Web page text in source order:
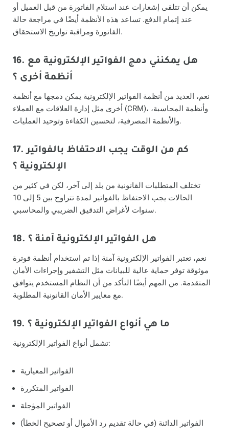
يمكن أن تتلقى إشعارات عند استلام الفاتورة من قبل العميل أو
عند إتمام الدفع. تساعد هذه الأنظمة أيضًا في مراجعة حالة
الفاتورة ومراقبة تواريخ الاستحقاق.
16. هل يمكنني دمج الفواتير الإلكترونية مع
أنظمة أخرى ؟
نعم، العديد من أنظمة الفواتير الإلكترونية يمكن دمجها مع أنظمة
أخرى مثل إدارة العلاقات مع العملاء (CRM)، وأنظمة المحاسبة،
والأنظمة المصرفية، لتحسين الكفاءة وتوحيد العمليات.
17. كم من الوقت يجب الاحتفاظ بالفواتير
الإلكترونية ؟
تختلف المتطلبات القانونية من بلد إلى آخر، لكن في كثير من
الحالات يجب الاحتفاظ بالفواتير لمدة تتراوح بين 5 إلى 10
سنوات لأغراض التدقيق الضريبي والمحاسبي.
18. هل الفواتير الإلكترونية آمنة ؟
نعم، تعتبر الفواتير الإلكترونية آمنة إذا تم استخدام أنظمة فوترة
موثوقة توفر حماية عالية للبيانات مثل التشفير وإجراءات الأمان
المتقدمة. من المهم أيضًا التأكد من أن النظام المستخدم يتوافق
مع معايير الأمان القانونية المطلوبة.
19. ما هي أنواع الفواتير الإلكترونية ؟
تشمل أنواع الفواتير الإلكترونية:
الفواتير المعيارية
الفواتير المتكررة
الفواتير المؤجلة
الفواتير الدائنة (في حالة تقديم رد الأموال أو تصحيح الخطأ)